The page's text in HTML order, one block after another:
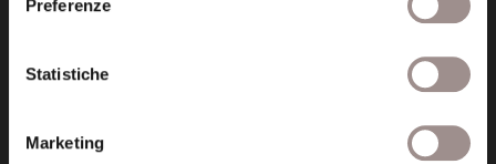
Preferenze
Statistiche
Marketing
Amministrazione trasparente